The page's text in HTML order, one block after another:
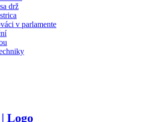
drž
v parlamente